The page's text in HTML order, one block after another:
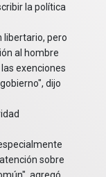
la política
libertario, pero
al hombre
exenciones
dijo
sobre